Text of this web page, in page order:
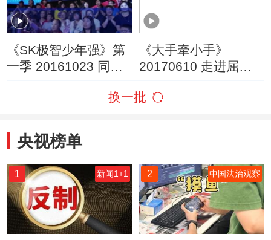
《SK极智少年强》第
一季 20161023 同城
《大手牵小手》
20170610 走进屈原
换一批
央视榜单
1 新闻1+1 2 中国法治观察